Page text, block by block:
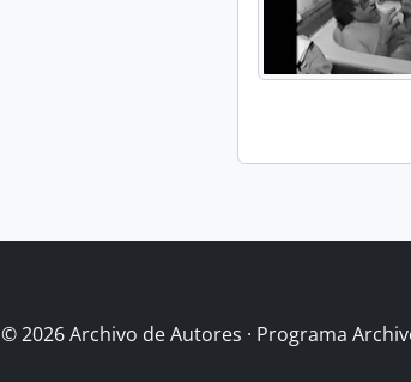
© 2026 Archivo de Autores · Programa